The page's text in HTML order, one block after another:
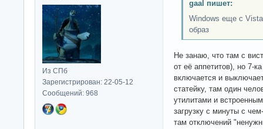
Из СПб
Зарегистрирован: 22-05-12
Сообщений: 968
gaal пишет:
Windows еще с
образ
Не занаю, что там с
от её аппетитов), но 7-
включается и
статейку, там один
утилитами и
загрузку с минуты с
там отключений